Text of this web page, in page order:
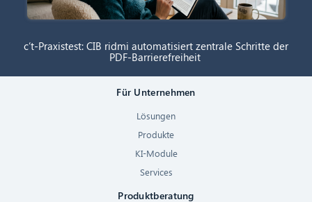
c’t-Praxistest: CIB ridmi automatisiert zentrale Schritte der
PDF-Barrierefreiheit
Für Unternehmen
Lösungen
Produkte
KI-Module
Services
Produktberatung